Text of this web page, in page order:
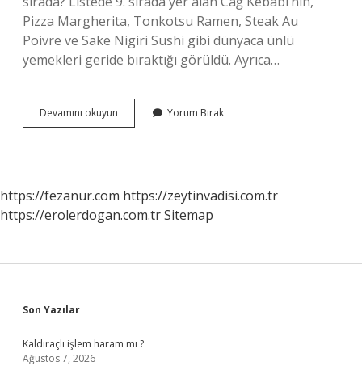
Pizza Margherita, Tonkotsu Ramen, Steak Au
Poivre ve Sake Nigiri Sushi gibi dünyaca ünlü
yemekleri geride bıraktığı görüldü. Ayrıca…
Devamını okuyun
Yemeği
Yorum Bırak
https://fezanur.com https://zeytinvadisi.com.tr
https://erolerdogan.com.trSitemap
Sidebar
Son Yazılar
Kaldıraçlı işlem haram mı ?
Ağustos 7, 2026